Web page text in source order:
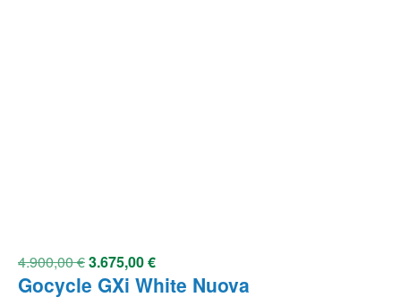
4.900,00€3.675,00€
Gocycle GXi White Nuova